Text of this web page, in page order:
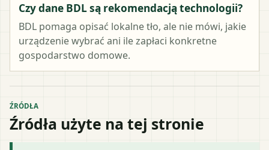
Czy dane BDL są rekomendacją technologii?
BDL pomaga opisać lokalne tło, ale nie mówi, jakie
urządzenie wybrać ani ile zapłaci konkretne
gospodarstwo domowe.
ŹRÓDŁA
Źródła użyte na tej stronie